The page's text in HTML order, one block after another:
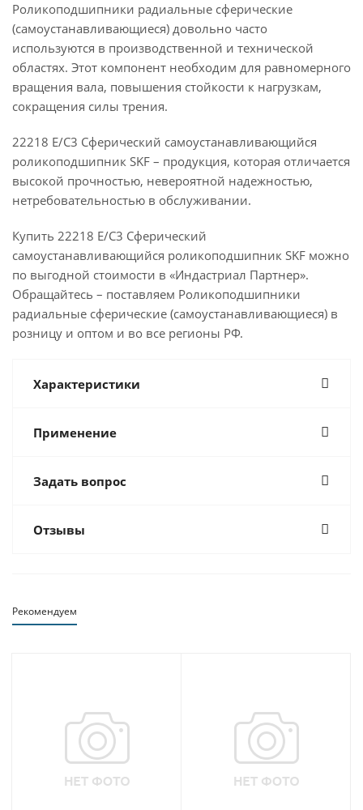
Роликоподшипники радиальные сферические
(самоустанавливающиеся) довольно часто
используются в производственной и технической
областях. Этот компонент необходим для равномерного
вращения вала, повышения стойкости к нагрузкам,
сокращения силы трения.
22218 E/C3 Сферический самоустанавливающийся
роликоподшипник SKF – продукция, которая отличается
высокой прочностью, невероятной надежностью,
нетребовательностью в обслуживании.
Купить 22218 E/C3 Сферический
самоустанавливающийся роликоподшипник SKF можно
по выгодной стоимости в «Индастриал Партнер».
Обращайтесь – поставляем Роликоподшипники
радиальные сферические (самоустанавливающиеся) в
розницу и оптом и во все регионы РФ.
Характеристики
Применение
Задать вопрос
Отзывы
Рекомендуем